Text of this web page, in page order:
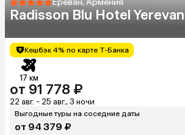
Ереван, Армения
Radisson Blu Hotel Yerevan
Кешбэк 4% по карте Т-Банка
17 км
от 91 778 ₽
22 авг. - 25 авг., 3 ночи
Выгодные туры на соседние даты
от 94 379 ₽